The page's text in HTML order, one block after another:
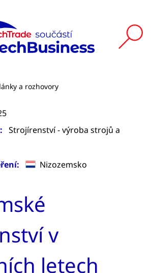
a rozhovory
Strojírenství - výroba strojů a
Nizozemsko
v
letech